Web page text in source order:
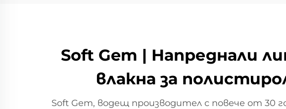
Soft Gem | Напреднали
влакна за
Soft Gem, водещ производител с повече от 30